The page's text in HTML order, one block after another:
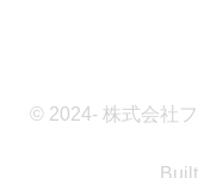
© 2024- 株式会社